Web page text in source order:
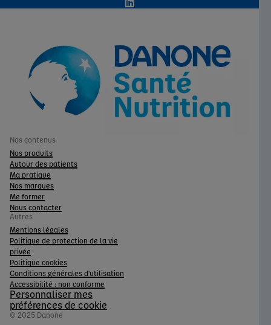
Nos contenus
Nos produits
Autour des patients
Ma pratique
Nos marques
Me former
Nous contacter
Autres
Mentions légales
Politique de protection de la vie
privée
Politique cookies
Conditions générales d'utilisation
Accessibilité : non conforme
Personnaliser mes
préférences de cookie
© 2025 Danone